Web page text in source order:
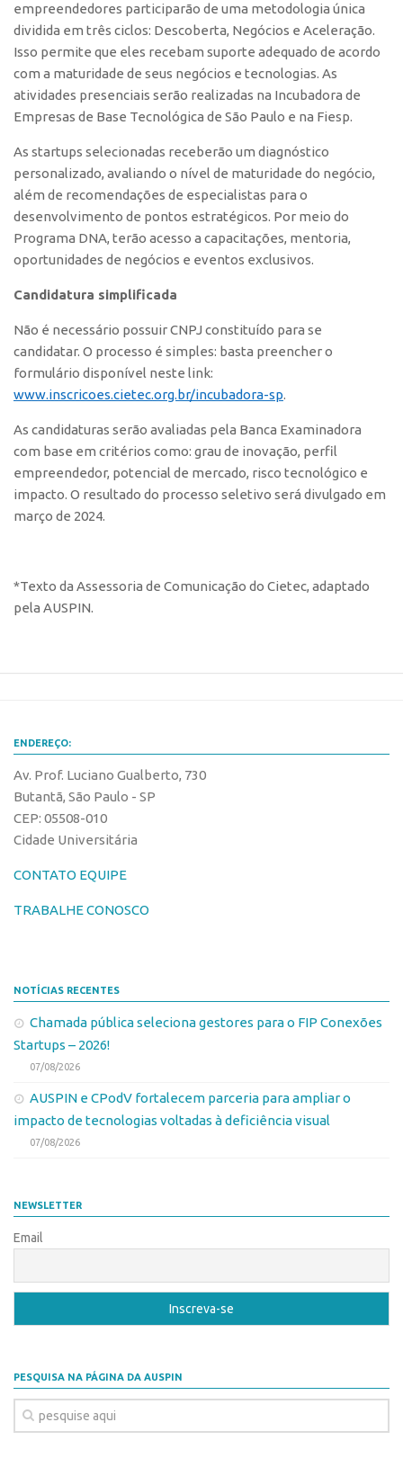
Comunicação
Eventos
Agenda AUSPIN
Fala Inovação
Premiações
Edição 2025
Edição 2021
Edição 2019
Edição 2017
Inovação em Números
Propriedade Intelectual
Formas de Proteção
Softwares
Cultivares
Desenho Industrial
Portal do Inventor
Editais de TT
PD&I
Convênios
Chamamento
Programas
Conexão USP
Conexão Inter-USP
Banco de Patentes
Patentes em Destaque
Bolsa Empreendedorismo
Bolsa Startup USP
Entidades
Pesquisa
empreendedores participarão de uma metodologia única
dividida em três ciclos: Descoberta, Negócios e Aceleração.
Isso permite que eles recebam suporte adequado de acordo
com a maturidade de seus negócios e tecnologias. As
atividades presenciais serão realizadas na Incubadora de
Empresas de Base Tecnológica de São Paulo e na Fiesp.
As startups selecionadas receberão um diagnóstico
personalizado, avaliando o nível de maturidade do negócio,
além de recomendações de especialistas para o
desenvolvimento de pontos estratégicos. Por meio do
Programa DNA, terão acesso a capacitações, mentoria,
oportunidades de negócios e eventos exclusivos.
Candidatura simplificada
Não é necessário possuir CNPJ constituído para se
candidatar. O processo é simples: basta preencher o
formulário disponível neste link:
www.inscricoes.cietec.org.br/incubadora-sp.
As candidaturas serão avaliadas pela Banca Examinadora
com base em critérios como: grau de inovação, perfil
empreendedor, potencial de mercado, risco tecnológico e
impacto. O resultado do processo seletivo será divulgado em
março de 2024.
*Texto da Assessoria de Comunicação do Cietec, adaptado
pela AUSPIN.
ENDEREÇO:
Av. Prof. Luciano Gualberto, 730
Butantã, São Paulo - SP
CEP: 05508-010
Cidade Universitária
CONTATO EQUIPE
TRABALHE CONOSCO
NOTÍCIAS RECENTES
Chamada pública seleciona gestores para o FIP Conexões
Startups – 2026!
07/08/2026
AUSPIN e CPodV fortalecem parceria para ampliar o
impacto de tecnologias voltadas à deficiência visual
07/08/2026
NEWSLETTER
Email
PESQUISA NA PÁGINA DA AUSPIN